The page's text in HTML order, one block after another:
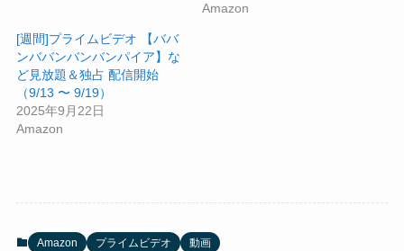
Amazon
[週間]プライムビデオ 【ババ
ンババンバンバンパイア】な
ど見放題＆独占 配信開始
（9/13 〜 9/19）
2025年9月22日
Amazon
Amazon プライムビデオ 動画